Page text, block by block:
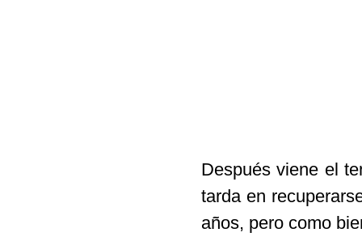
Después viene el
tarda en
años, pero como